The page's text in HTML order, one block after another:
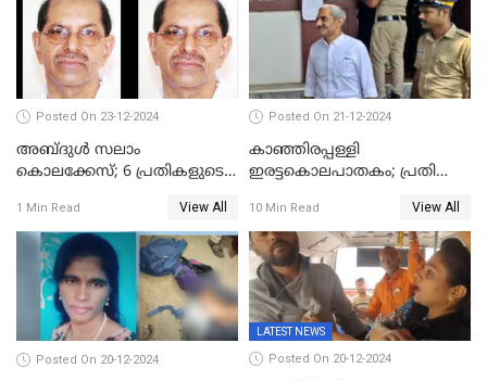
റിപ്പോര്‍ട്ട്
Posted On 23-12-2024
അബ്ദുള്‍ സലാം
കൊലക്കേസ്‌; 6 പ്രതികളുടെ
1 Min Read View All
Posted On 21-12-2024
കാഞ്ഞിരപ്പള്ളി
ഇരട്ടകൊലപാതകം; പ്രതി
ജീവപര്യന്തം
10 Min Read View All
Posted On 20-12-2024
LATEST NEWS
Posted On 20-12-2024